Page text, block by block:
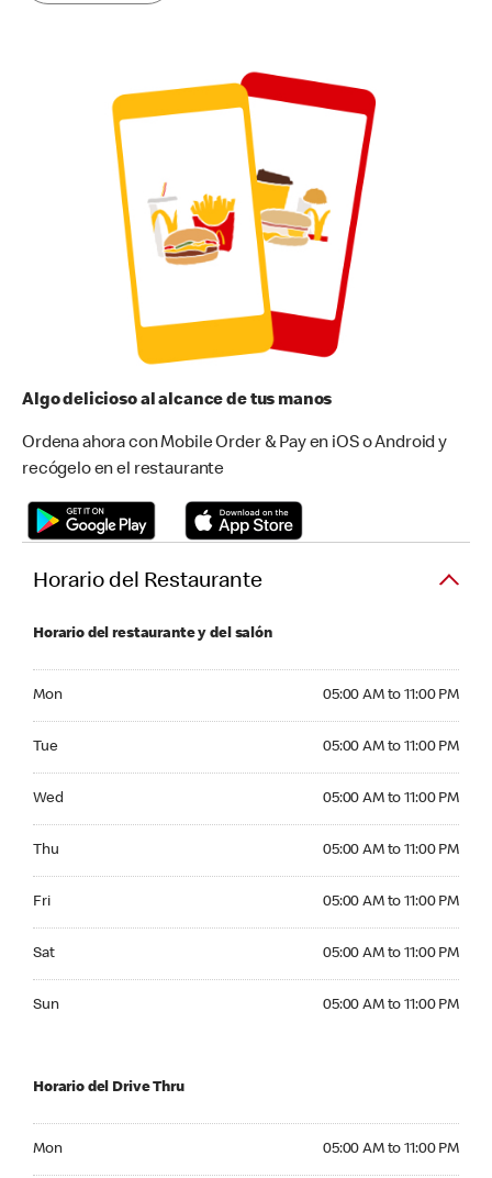
Algo delicioso al alcance de tus manos
Ordena ahora con Mobile Order & Pay en iOS o Android y
recógelo en el restaurante
Horario del Restaurante
Horario del restaurante y del salón
Mon 05:00 AM to 11:00 PM
Tue 05:00 AM to 11:00 PM
Wed 05:00 AM to 11:00 PM
Thu 05:00 AM to 11:00 PM
Fri 05:00 AM to 11:00 PM
Sat 05:00 AM to 11:00 PM
Sun 05:00 AM to 11:00 PM
Horario del Drive Thru
Mon 05:00 AM to 11:00 PM